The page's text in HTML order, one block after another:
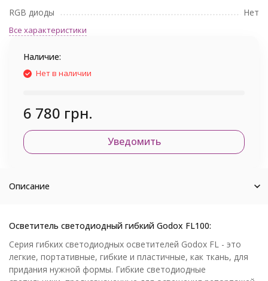
RGB диоды
Нет
Все характеристики
Наличие:
Нет в наличии
6 780 грн.
Уведомить
Описание
Осветитель светодиодный гибкий Godox FL100:
Серия гибких светодиодных осветителей Godox FL - это
легкие, портативные, гибкие и пластичные, как ткань, для
придания нужной формы. Гибкие светодиодные